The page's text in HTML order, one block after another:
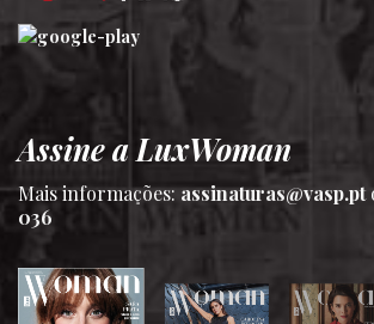
Assine a LuxWoman
Mais informações:assinaturas@vasp.pt
036